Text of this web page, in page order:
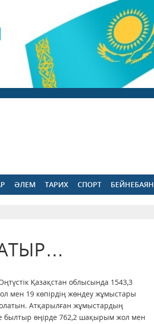
ӘЛЕМ ТАРИХ СПОРТ БЕЙНЕБАЯН
Қазақстан облысында 1543,3
мен 19 көпірдің жөндеу жұмыстары
Атқарылған жұмыстардың
былтыр өңірде 762,2 шақырым жол мен